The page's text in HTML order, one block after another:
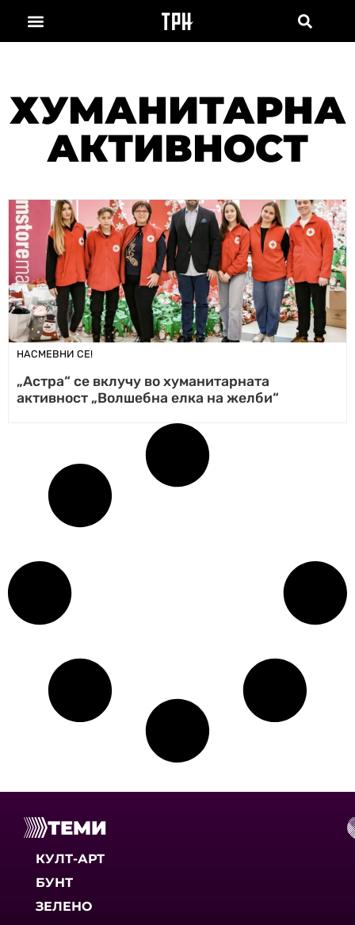
ХУМАНИТАРНА
АКТИВНОСТ
НАСМЕВНИ СЕ!
„Астра“ се вклучу во хуманитарната
активност „Волшебна елка на желби“
ТЕМИ
КУЛТ-АРТ
БУНТ
ЗЕЛЕНО